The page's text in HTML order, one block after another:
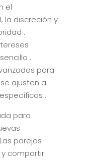
el
la discreción y
.
.
para
ajusten a
.
para
parejas
compartir